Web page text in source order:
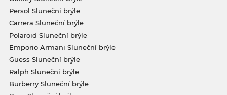
Persol Sluneční brýle
Carrera Sluneční brýle
Polaroid Sluneční brýle
Emporio Armani Sluneční brýle
Guess Sluneční brýle
Ralph Sluneční brýle
Burberry Sluneční brýle